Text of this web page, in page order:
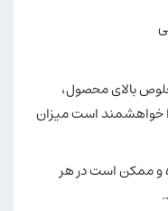
بالای محصول،
خواهشمند است میزان
و ممکن است در هر